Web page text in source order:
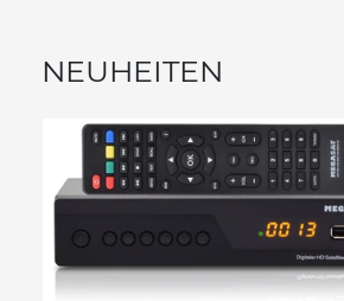
NEUHEITEN